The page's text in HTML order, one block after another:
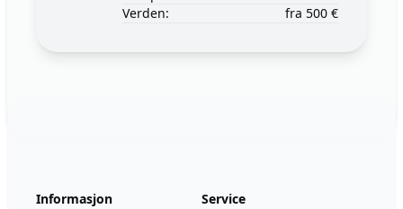
Verden:
fra 500 €
Informasjon
Service